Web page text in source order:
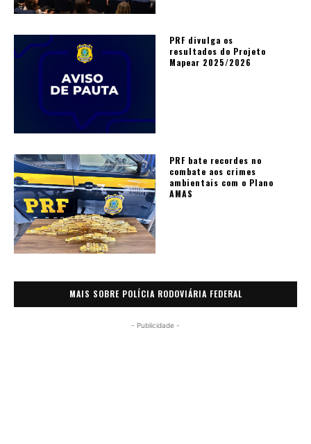
PRF divulga os
resultados do Projeto
Mapear 2025/2026
PRF bate recordes no
combate aos crimes
ambientais com o Plano
AMAS
MAIS SOBRE POLÍCIA RODOVIÁRIA FEDERAL
- Publicidade -